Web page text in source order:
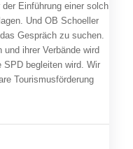
Einführung einer solch
Und OB Schoeller
Gespräch zu suchen.
ihrer Verbände wird
SPD begleiten wird. Wir
Tourismusförderung